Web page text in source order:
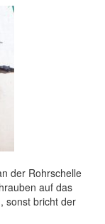
der Rohrschelle
auf das
sonst bricht der